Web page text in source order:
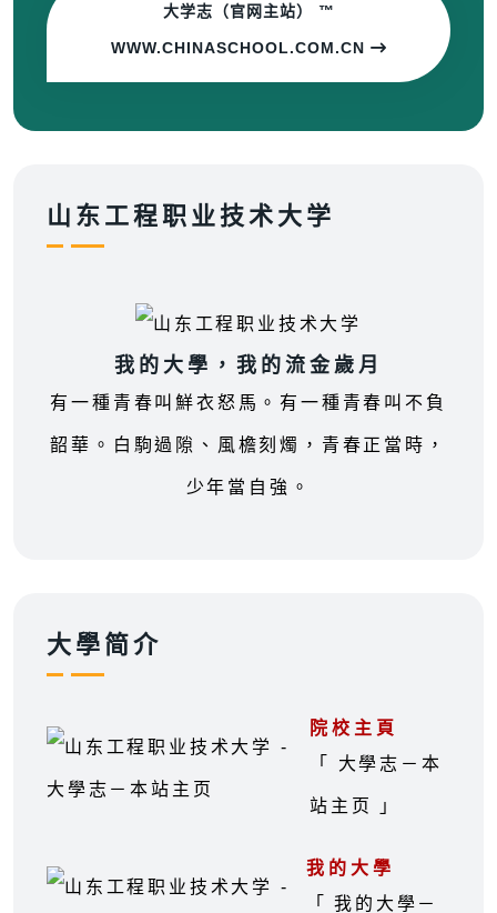
大学志（官网主站） ™
WWW.CHINASCHOOL.COM.CN
山东工程职业技术大学
我的大學，我的流金歲月
有一種青春叫鮮衣怒馬。有一種青春叫不負
韶華。白駒過隙、風檐刻燭，青春正當時，
少年當自強。
大學简介
院校主頁
「 大學志－本
站主页 」
我的大學
「 我的大學－